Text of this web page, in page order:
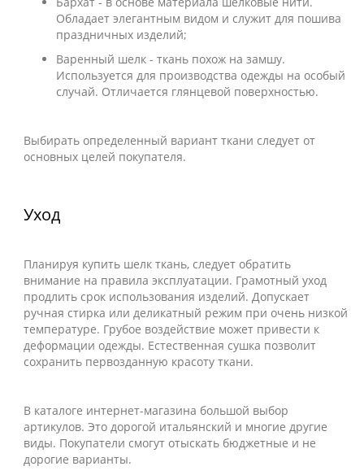
Обладает элегантным видом и служит для пошива
праздничных изделий;
Варенный шелк - ткань похож на замшу.
Используется для производства одежды на особый
случай. Отличается глянцевой поверхностью.
Выбирать определенный вариант ткани следует от
основных целей покупателя.
Уход
Планируя купить шелк ткань, следует обратить
внимание на правила эксплуатации. Грамотный уход
продлить срок использования изделий. Допускает
ручная стирка или деликатный режим при очень низкой
температуре. Грубое воздействие может привести к
деформации одежды. Естественная сушка позволит
сохранить первозданную красоту ткани.
В каталоге интернет-магазина большой выбор
артикулов. Это дорогой итальянский и многие другие
виды. Покупатели смогут отыскать бюджетные и не
дорогие варианты.